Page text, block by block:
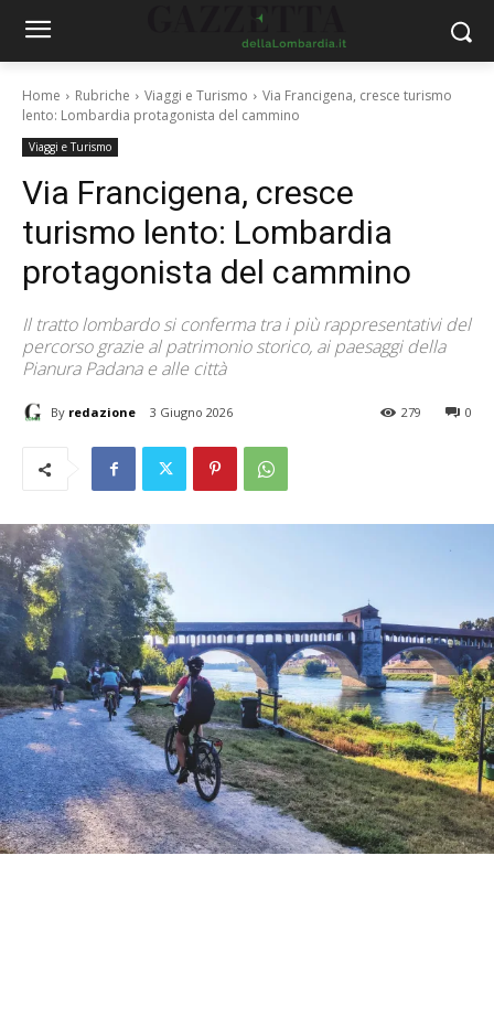
Home Rubriche Viaggi e Turismo
Via Francigena, cresce turismo
lento: Lombardia protagonista del cammino
Viaggi e Turismo
Via Francigena, cresce
turismo lento: Lombardia
protagonista del cammino
Il tratto lombardo si conferma tra i più rappresentativi del
percorso grazie al patrimonio storico, ai paesaggi della
Pianura Padana e alle città
By redazione 3 Giugno 2026 0
279